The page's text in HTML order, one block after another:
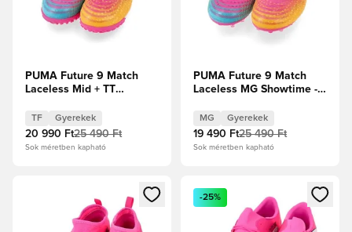
PUMA Future 9 Match
Laceless Mid + TT
rózsaszín/Sun Stream/
Élénk türkiz/PUMA Fehér
Gyerek
TF Gyerekek
20 990 Ft25 490 Ft
Sok méretben kapható
PUMA Future 9 Match
Laceless MG Showtime -
Stream/Élénk
türkiz/PUMA Fehér
Gyerek
MG Gyerekek
19 490 Ft25 490 Ft
Sok méretben kapható
Megnyit egy modált a bejelentkezéshez vagy a tagként
Megnyit egy modált a
-25%